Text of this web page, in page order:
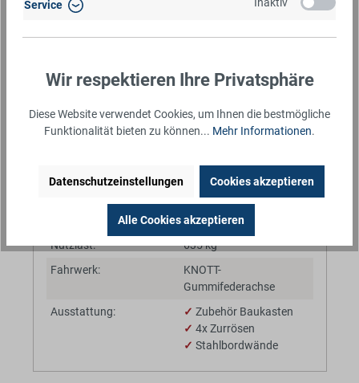
*inkl. MwSt.
Fahrzeugtyp:
Kastenanhänger
750 kg
115 kg
Nutzlast:
635 kg
Fahrwerk:
KNOTT-
Gummifederachse
Ausstattung:
✓ Zubehör Baukasten
✓ 4x Zurrösen
✓ Stahlbordwände
Service Inaktiv
Wir respektieren Ihre Privatsphäre
Diese Website verwendet Cookies, um Ihnen die bestmögliche
Funktionalität bieten zu können... Mehr Informationen.
Datenschutzeinstellungen Cookies akzeptieren
Alle Cookies akzeptieren